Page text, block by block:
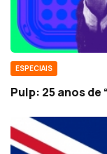
ESPECIAIS
Pulp: 25 anos de